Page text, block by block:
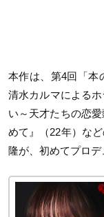
本作は、第4回「本
清水カルマによる
い～天才たちの恋
めて』（22年）な
隆が、初めてプロデ